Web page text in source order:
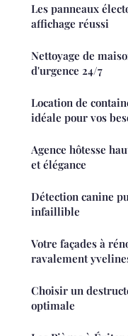
Les panneaux
affichage réussi
Nettoyage de
d'urgence 24/7
Location de
idéale pour vos
Agence hôtesse
et élégance
Détection canine
infaillible
Votre façades à
ravalement
Choisir un
optimale